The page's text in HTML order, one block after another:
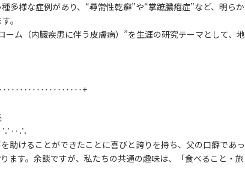
多様な症例があり、“尋常性乾癬”や“掌蹠膿疱症”など、明らか
。
ム（内臓疾患に伴う皮膚病）”を生涯の研究テーマとして、地
助けることができたことに喜びと誇りを持ち、父の口癖であっ
ます。余談ですが、私たちの共通の趣味は、「食べること・旅